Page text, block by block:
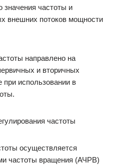
значения частоты и
внешних потоков мощности
направлено на
и вторичных
при использовании в
частоты
осуществляется
частоты вращения (АЧРВ)